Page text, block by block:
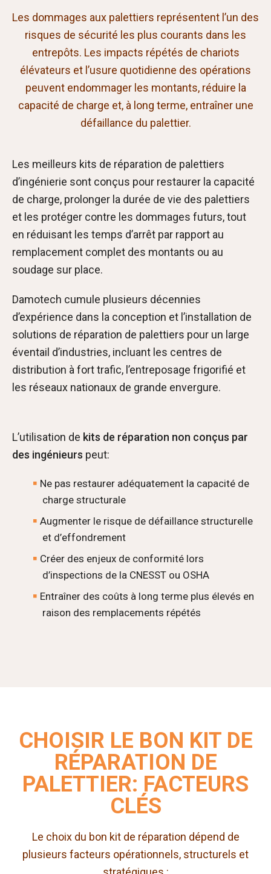
Les dommages aux palettiers représentent l’un des
risques de sécurité les plus courants dans les
entrepôts. Les impacts répétés de chariots
élévateurs et l’usure quotidienne des opérations
peuvent endommager les montants, réduire la
capacité de charge et, à long terme, entraîner une
défaillance du palettier.
Les meilleurs kits de réparation de palettiers
d’ingénierie sont conçus pour restaurer la capacité
de charge, prolonger la durée de vie des palettiers
et les protéger contre les dommages futurs, tout
en réduisant les temps d’arrêt par rapport au
remplacement complet des montants ou au
soudage sur place.
Damotech cumule plusieurs décennies
d’expérience dans la conception et l’installation de
solutions de réparation de palettiers pour un large
éventail d’industries, incluant les centres de
distribution à fort trafic, l’entreposage frigorifié et
les réseaux nationaux de grande envergure.
L’utilisation de kits de réparation non conçus par
des ingénieurs peut:
Ne pas restaurer adéquatement la capacité de
charge structurale
Augmenter le risque de défaillance structurelle
et d’effondrement
Créer des enjeux de conformité lors
d’inspections de la CNESST ou OSHA
Entraîner des coûts à long terme plus élevés en
raison des remplacements répétés
CHOISIR LE BON KIT DE
RÉPARATION DE
PALETTIER: FACTEURS
CLÉS
Le choix du bon kit de réparation dépend de
plusieurs facteurs opérationnels, structurels et